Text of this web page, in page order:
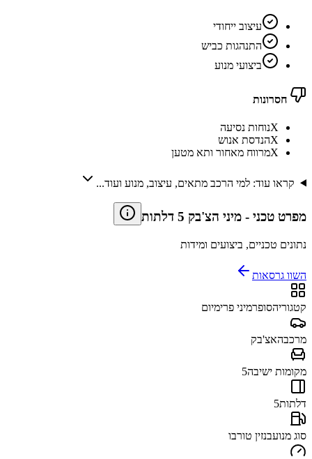
עיצוב ייחודי
התנהגות כביש
ביצועי מנוע
חסרונות
Xנוחות נסיעה
Xהנדסת אנוש
Xמרווח מאחור ותא מטען
קראו עוד: למי הרכב מתאים, עיצוב, מנוע ועוד...
מפרט טכני - מיני הצ'בק 5 דלתות
נתונים טכניים, ביצועים ומידות
השוו גרסאות
קטגוריהסופרמיני פרימיום
מרכבהאצ'בק
מקומות ישיבה5
דלתות5
סוג מנועבנזין טורבו